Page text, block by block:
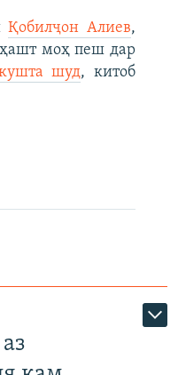
Қобилҷон Алиев,
ҳашт моҳ пеш дар
шуд, китоб